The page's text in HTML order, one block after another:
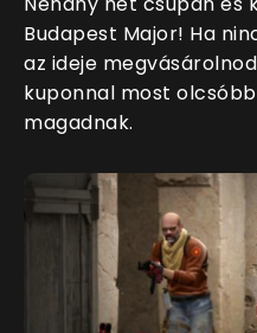
Budapest Major! Ha
az ideje
kuponnal most
magadnak.